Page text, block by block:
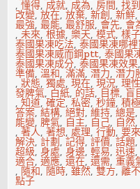
,懂得,成就,成為,房間,找
改變,放在,放棄,新創,新鮮,
最強,最能,最舒服, 會先, 會
,未來,根據,樂天,模式,樣
泰國果凍吃法,泰國果凍哪
泰國果凍威而鋼ptt,泰國果
泰國果凍成分,泰國果凍效果
準備,溫和,滿滿,潛力,潛力
,狀態,獨處,現在,現況,理
發脾氣, 白紙, 的話, 目標,盲
,知道,確定,私密,秒鐘,積
答案,結構,絕對,維持,總是,
能變,脾氣, 自主, 自己, 自然
,著人,著想, 處理,行動,要
解決, 計劃,記得,評價,話題
超級,身處,身邊,輕易,迅速
適合,適應,還在,還需,重義
, 隨和, 隨時,雖然,雙方,離
點子